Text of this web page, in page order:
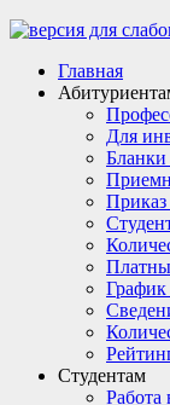
Главная
Для
Бланки
Приказ
Студентам
Работа